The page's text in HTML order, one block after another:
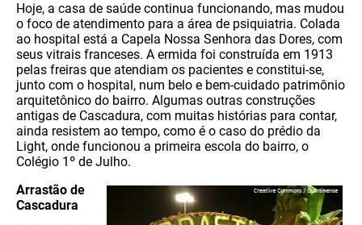
Hoje, a casa de saúde continua funcionando, mas mudou
o foco de atendimento para a área de psiquiatria. Colada
ao hospital está a Capela Nossa Senhora das Dores, com
seus vitrais franceses. A ermida foi construída em 1913
pelas freiras que atendiam os pacientes e constitui-se,
junto com o hospital, num belo e bem-cuidado patrimônio
arquitetônico do bairro. Algumas outras construções
antigas de Cascadura, com muitas histórias para contar,
ainda resistem ao tempo, como é o caso do prédio da
Light, onde funcionou a primeira escola do bairro, o
Colégio 1º de Julho.
Arrastão de
Cascadura